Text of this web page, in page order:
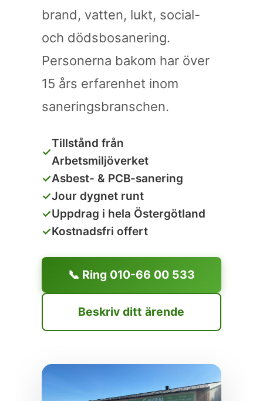
brand, vatten, lukt, social-
och dödsbosanering.
Personerna bakom har över
15 års erfarenhet inom
saneringsbranschen.
✓
Tillstånd från
Arbetsmiljöverket
✓Asbest- & PCB-sanering
✓Jour dygnet runt
✓Uppdrag i hela Östergötland
✓Kostnadsfri offert
📞 Ring 010-66 00 533
Beskriv ditt ärende